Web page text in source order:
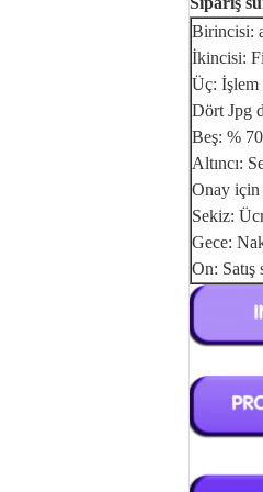
Birincisi:
İkincisi:
Üç: İşlem
Dört Jpg
Beş: %
Altıncı:
Onay için
Sekiz:
Gece:
On: Satış